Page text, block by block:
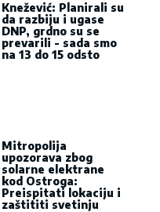
Knežević: Planirali su
da razbiju i ugase
DNP, grdno su se
prevarili - sada smo
na 13 do 15 odsto
Mitropolija
upozorava zbog
solarne elektrane
kod Ostroga:
Preispitati lokaciju i
zaštititi svetinju